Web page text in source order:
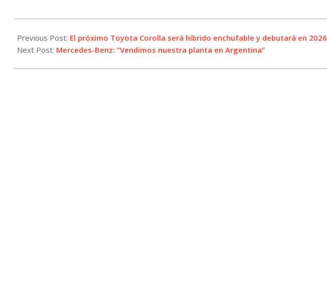
02-
18
Previous Post: El próximo Toyota Corolla será híbrido enchufable y debutará en 2026
Next Post: Mercedes-Benz: “Vendimos nuestra planta en Argentina”